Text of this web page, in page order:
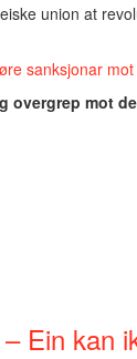
union at
sanksjonar
overgrep mot
Ein kan